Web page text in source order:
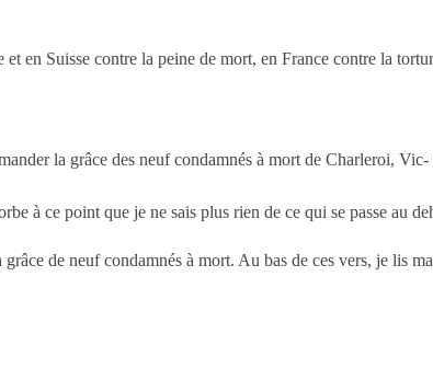
en Suisse contre la peine de mort, en France contre la
la grâce des neuf condamnés à mort de Charleroi, Vic-
à ce point que je ne sais plus rien de ce qui se passe au
de neuf condamnés à mort. Au bas de ces vers, je lis ma